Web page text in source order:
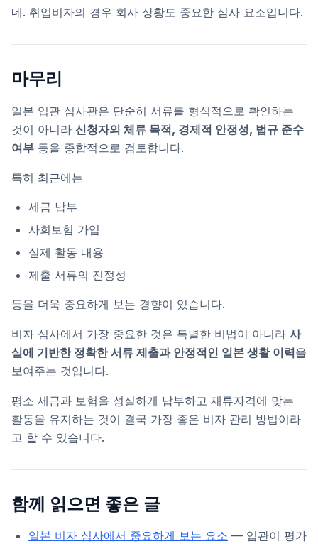
네. 취업비자의 경우 회사 상황도 중요한 심사 요소입니다.
마무리
일본 입관 심사관은 단순히 서류를 형식적으로 확인하는
것이 아니라 신청자의 체류 목적, 경제적 안정성, 법규 준수
여부 등을 종합적으로 검토합니다.
특히 최근에는
세금 납부
사회보험 가입
실제 활동 내용
제출 서류의 진정성
등을 더욱 중요하게 보는 경향이 있습니다.
비자 심사에서 가장 중요한 것은 특별한 비법이 아니라 사
실에 기반한 정확한 서류 제출과 안정적인 일본 생활 이력을
보여주는 것입니다.
평소 세금과 보험을 성실하게 납부하고 재류자격에 맞는
활동을 유지하는 것이 결국 가장 좋은 비자 관리 방법이라
고 할 수 있습니다.
함께 읽으면 좋은 글
일본 비자 심사에서 중요하게 보는 요소 — 입관이 평가